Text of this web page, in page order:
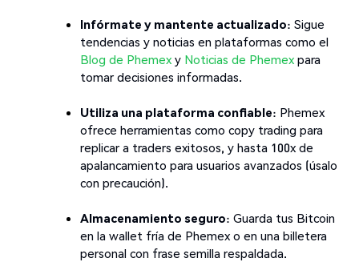
Infórmate y mantente actualizado: Sigue
tendencias y noticias en plataformas como el
Blog de Phemex y Noticias de Phemex para
tomar decisiones informadas.
Utiliza una plataforma confiable: Phemex
ofrece herramientas como copy trading para
replicar a traders exitosos, y hasta 100x de
apalancamiento para usuarios avanzados (úsalo
con precaución).
Almacenamiento seguro: Guarda tus Bitcoin
en la wallet fría de Phemex o en una billetera
personal con frase semilla respaldada.